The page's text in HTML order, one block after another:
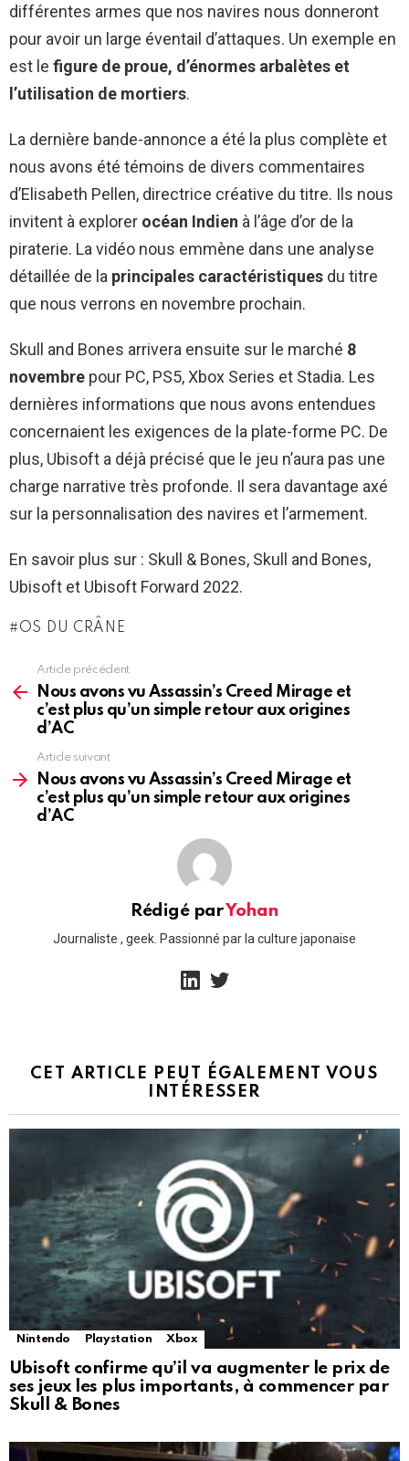
différentes armes que nos navires nous donneront
pour avoir un large éventail d’attaques. Un exemple en
est le figure de proue, d’énormes arbalètes et
l’utilisation de mortiers.
La dernière bande-annonce a été la plus complète et
nous avons été témoins de divers commentaires
d’Elisabeth Pellen, directrice créative du titre. Ils nous
invitent à explorer océan Indien à l’âge d’or de la
piraterie. La vidéo nous emmène dans une analyse
détaillée de la principales caractéristiques du titre
que nous verrons en novembre prochain.
Skull and Bones arrivera ensuite sur le marché 8
novembre pour PC, PS5, Xbox Series et Stadia. Les
dernières informations que nous avons entendues
concernaient les exigences de la plate-forme PC. De
plus, Ubisoft a déjà précisé que le jeu n’aura pas une
charge narrative très profonde. Il sera davantage axé
sur la personnalisation des navires et l’armement.
En savoir plus sur : Skull & Bones, Skull and Bones,
Ubisoft et Ubisoft Forward 2022.
OS DU CRÂNE
more
Article précédent
Nous avons vu Assassin’s Creed Mirage et
c’est plus qu’un simple retour aux origines
d’AC
Article suivant
Nous avons vu Assassin’s Creed Mirage et
c’est plus qu’un simple retour aux origines
d’AC
Rédigé parYohan
Journaliste , geek. Passionné par la culture japonaise
linkedin
CET ARTICLE PEUT ÉGALEMENT VOUS
INTÉRESSER
Nintendo Playstation Xbox
Ubisoft confirme qu’il va augmenter le prix de
ses jeux les plus importants, à commencer par
Skull & Bones